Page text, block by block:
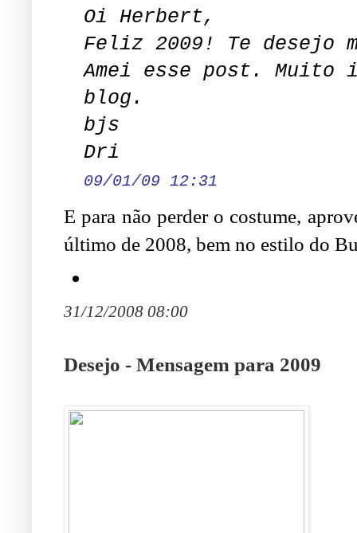
Oi Herbert,
Feliz 2009! Te desejo
Amei esse post. Muito
blog.
bjs
Dri
09/01/09 12:31
E para não perder o costume,
último de 2008, bem no estilo do
31/12/2008 08:00
Desejo - Mensagem para 2009